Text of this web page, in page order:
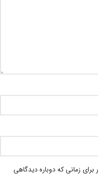
زمانی که دوباره دیدگاهی